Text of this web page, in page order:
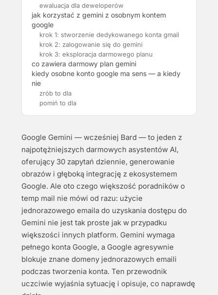
ewaluacja dla deweloperów
jak korzystać z gemini z osobnym kontem
google
krok 1: stworzenie dedykowanego konta gmail
krok 2: zalogowanie się do gemini
krok 3: eksploracja darmowego planu
co zawiera darmowy plan gemini
kiedy osobne konto google ma sens — a kiedy
nie
zrób to dla
pomiń to dla
Google Gemini — wcześniej Bard — to jeden z
najpotężniejszych darmowych asystentów AI,
oferujący 30 zapytań dziennie, generowanie
obrazów i głęboką integrację z ekosystemem
Google. Ale oto czego większość poradników o
temp mail nie mówi od razu: użycie
jednorazowego emaila do uzyskania dostępu do
Gemini nie jest tak proste jak w przypadku
większości innych platform. Gemini wymaga
pełnego konta Google, a Google agresywnie
blokuje znane domeny jednorazowych emaili
podczas tworzenia konta. Ten przewodnik
uczciwie wyjaśnia sytuację i opisuje, co naprawdę